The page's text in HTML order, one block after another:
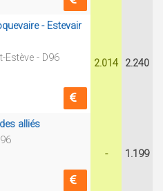
- Estevair
Estève - D96
2.014 2.240
alliés
- 1.199